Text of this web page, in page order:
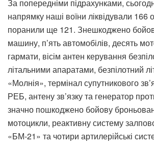
За попередніми підрахунками,
напрямку наші воїни ліквідували 166
поранили ще 121. Знешкоджено
машину, п’ять автомобілів, десять
гармати, вісім антен керування
літальними апаратами, безпілотний
«Молнія», термінал супутникового
РЕБ, антену зв’язку та генератор
значно пошкоджено бойову
мотоцикли, реактивну систему
«БМ-21» та чотири артилерійські